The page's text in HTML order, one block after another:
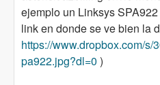
ejemplo un Linksys
link en donde se ve bien la
https://www.dropbox.com/
pa922.jpg?dl=0 )